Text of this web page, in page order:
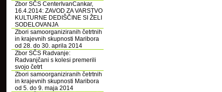
Zbor SČS CenterIvanCankar,
16.4.2014: ZAVOD ZA VARSTVO
KULTURNE DEDIŠČINE SI ŽELI
SODELOVANJA
Zbori samoorganiziranih četrtnih
in krajevnih skupnosti Maribora
od 28. do 30. aprila 2014
Zbor SČS Radvanje:
Radvanjčani s kolesi premerili
svojo četrt
Zbori samoorganiziranih četrtnih
in krajevnih skupnosti Maribora
od 5. do 9. maja 2014